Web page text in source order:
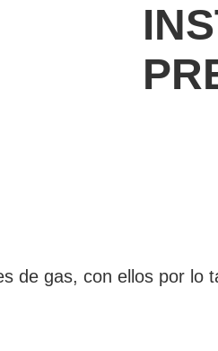
de gas, con ellos por lo